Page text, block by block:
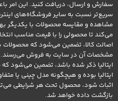
سفارش و ارسال، دریافت کنید. این امر
سریع‌تر نسبت به سایر فروشگاه‌های
مشاهده و مقایسه محصولات با یکدیگر
می‌کند تا محصولی را با قیمت مناسب
اصالت کالا، تضمین می‌شود که محصولات
مشخصات آن در سایت به فروش می‌رسند.
ایتالیا ذکر شده باشد، تضمین می‌شود
ایتالیا بوده و هیچگونه مدل چینی یا
اثبات شود، محصول تحت هر شرایطی
بازگشت داده خواهد شد.